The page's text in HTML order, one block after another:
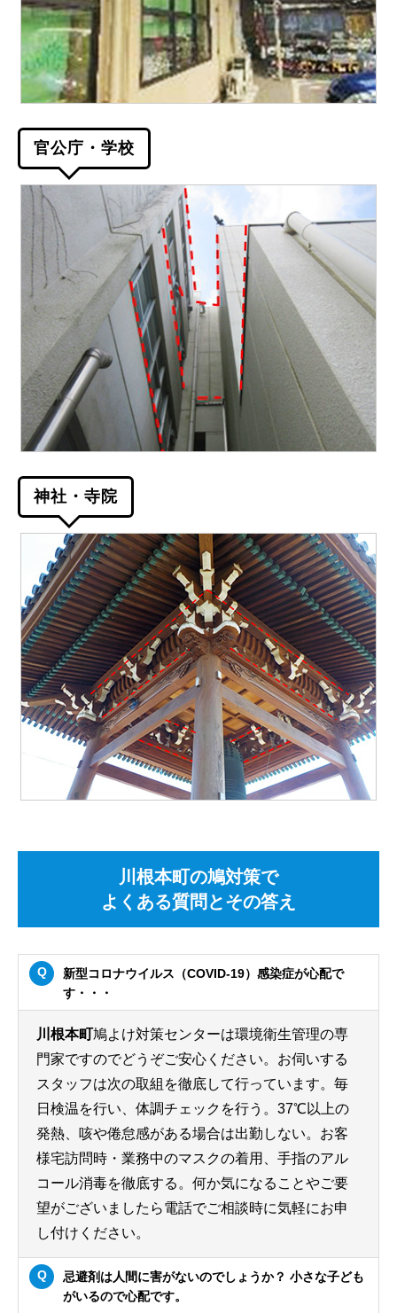
官公庁・学校
神社・寺院
川根本町の鳩対策で
よくある質問とその答え
新型コロナウイルス（COVID-19）感染症が心配で
す・・・
川根本町鳩よけ対策センターは環境衛生管理の専
門家ですのでどうぞご安心ください。お伺いする
スタッフは次の取組を徹底して行っています。毎
日検温を行い、体調チェックを行う。37℃以上の
発熱、咳や倦怠感がある場合は出勤しない。お客
様宅訪問時・業務中のマスクの着用、手指のアル
コール消毒を徹底する。何か気になることやご要
望がございましたら電話でご相談時に気軽にお申
し付けください。
忌避剤は人間に害がないのでしょうか？ 小さな子ども
がいるので心配です。